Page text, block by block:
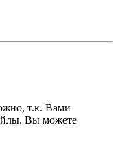
т.к. Вами
Вы можете